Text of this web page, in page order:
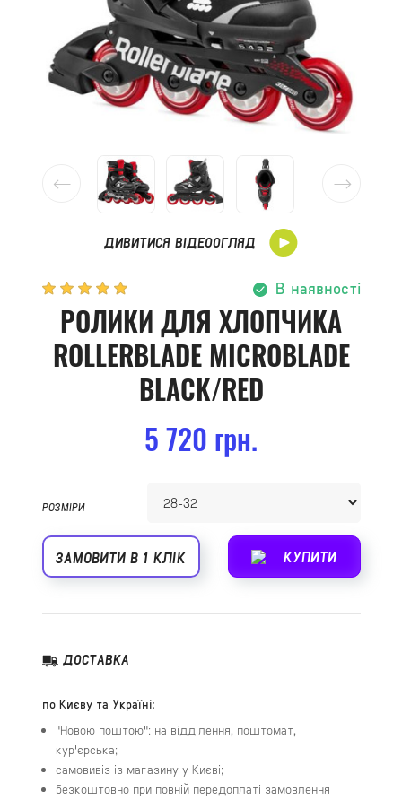
ДИВИТИСЯ ВІДЕООГЛЯД
В наявності
РОЛИКИ ДЛЯ ХЛОПЧИКА
ROLLERBLADE MICROBLADE
BLACK/RED
5 720 грн.
РОЗМІРИ
КУПИТИ
ЗАМОВИТИ В 1 КЛІК
ДОСТАВКА
по Києву та Україні:
"Новою поштою": на відділення, поштомат,
кур'єрська;
самовивіз із магазину у Києві;
безкоштовно при повній передоплаті замовлення